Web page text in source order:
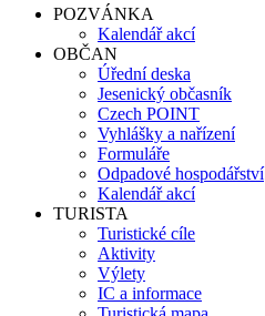
POZVÁNKA
Kalendář akcí
OBČAN
Úřední deska
Jesenický občasník
Czech POINT
Vyhlášky a nařízení
Formuláře
Odpadové hospodářství
Kalendář akcí
TURISTA
Turistické cíle
Aktivity
Výlety
IC a informace